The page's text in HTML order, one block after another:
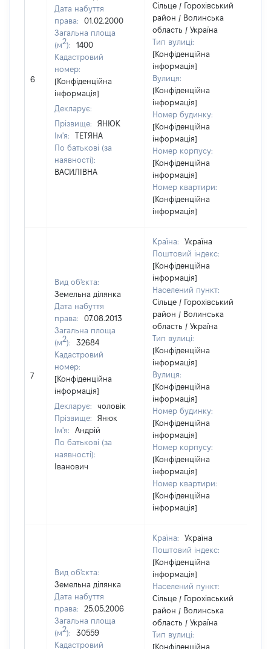
6
Дата набуття
права:
01.02.2000
Загальна площа
(м2):
1400
Кадастровий
номер:
[Конфіденційна
інформація]
Декларує:
Прізвище:
ЯНЮК
Ім'я:
ТЕТЯНА
По батькові (за
наявності):
ВАСИЛІВНА
Сільце / Горохівський
район / Волинська
область / Україна
Тип вулиці:
[Конфіденційна
інформація]
Вулиця:
[Конфіденційна
інформація]
Номер будинку:
[Конфіденційна
інформація]
Номер корпусу:
[Конфіденційна
інформація]
Номер квартири:
[Конфіденційна
інформація]
7
Вид об'єкта:
Земельна ділянка
Дата набуття
права:
07.08.2013
Загальна площа
(м2):
32684
Кадастровий
номер:
[Конфіденційна
інформація]
Декларує:
чоловік
Прізвище:
Янюк
Ім'я:
Андрій
По батькові (за
наявності):
Іванович
Країна:
Україна
Поштовий індекс:
[Конфіденційна
інформація]
Населений пункт:
Сільце / Горохівський
район / Волинська
область / Україна
Тип вулиці:
[Конфіденційна
інформація]
Вулиця:
[Конфіденційна
інформація]
Номер будинку:
[Конфіденційна
інформація]
Номер корпусу:
[Конфіденційна
інформація]
Номер квартири:
[Конфіденційна
інформація]
Вид об'єкта:
Земельна ділянка
Дата набуття
права:
25.05.2006
Загальна площа
(м2):
30559
Кадастровий
Країна:
Україна
Поштовий індекс:
[Конфіденційна
інформація]
Населений пункт:
Сільце / Горохівський
район / Волинська
область / Україна
Тип вулиці:
[Конфіденційна